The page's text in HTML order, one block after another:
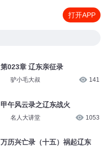
打开APP
第023章 辽东亲征录
驴小毛大叔 141
甲午风云录之辽东战火
名人大讲堂 1053
万历兴亡录（十五）祸起辽东